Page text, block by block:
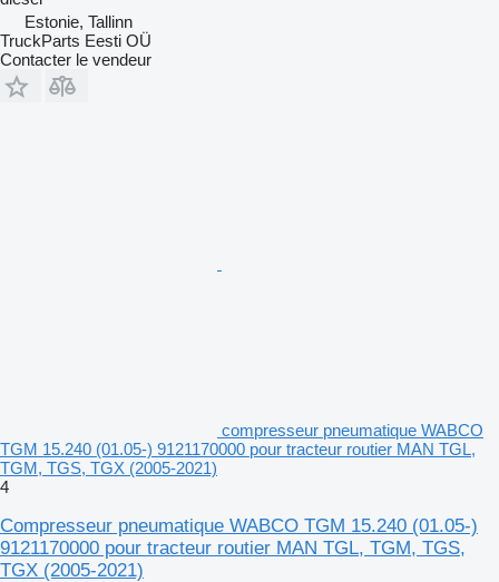
Estonie, Tallinn
TruckParts Eesti OÜ
Contacter le vendeur
compresseur pneumatique WABCO
TGM 15.240 (01.05-) 9121170000 pour tracteur routier MAN TGL,
TGM, TGS, TGX (2005-2021)
4
Compresseur pneumatique WABCO TGM 15.240 (01.05-)
9121170000 pour tracteur routier MAN TGL, TGM, TGS,
TGX (2005-2021)